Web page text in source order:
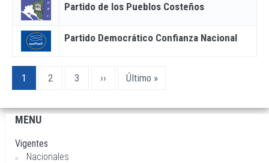
Partido de los Pueblos Costeños
Partido Democrático Confianza Nacional
Paginación
Página
actual
1 Page
2 Page
3
Siguiente
››
Última
Último »
Navegación
principal
MENU
Vigentes
Nacionales